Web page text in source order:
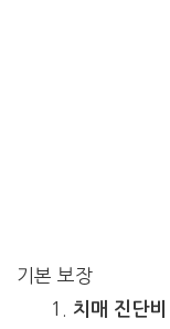
기본 보장
치매 진단비